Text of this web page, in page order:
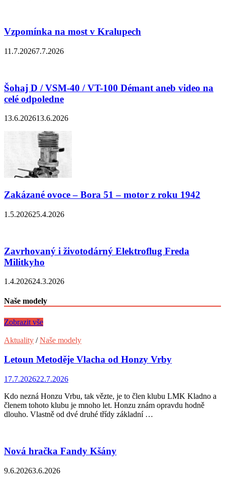
Vzpomínka na most v Kralupech
11.7.20267.7.2026
Šohaj D / VSM-40 / VT-100 Démant aneb video na
celé odpoledne
13.6.202613.6.2026
Zakázané ovoce – Bora 51 – motor z roku 1942
1.5.202625.4.2026
Zavrhovaný i životodárný Elektroflug Freda
Militkyho
1.4.202624.3.2026
Naše modely
Zobrazit vše
Aktuality /Naše modely
Letoun Metoděje Vlacha od Honzy Vrby
17.7.202622.7.2026
Kdo nezná Honzu Vrbu, tak vězte, je to člen klubu LMK Kladno a
členem tohoto klubu je mnoho let. Honzu znám opravdu hodně
dlouho. Vlastně od dvé druhé třídy základní …
Nová hračka Fandy Kšány
9.6.20263.6.2026